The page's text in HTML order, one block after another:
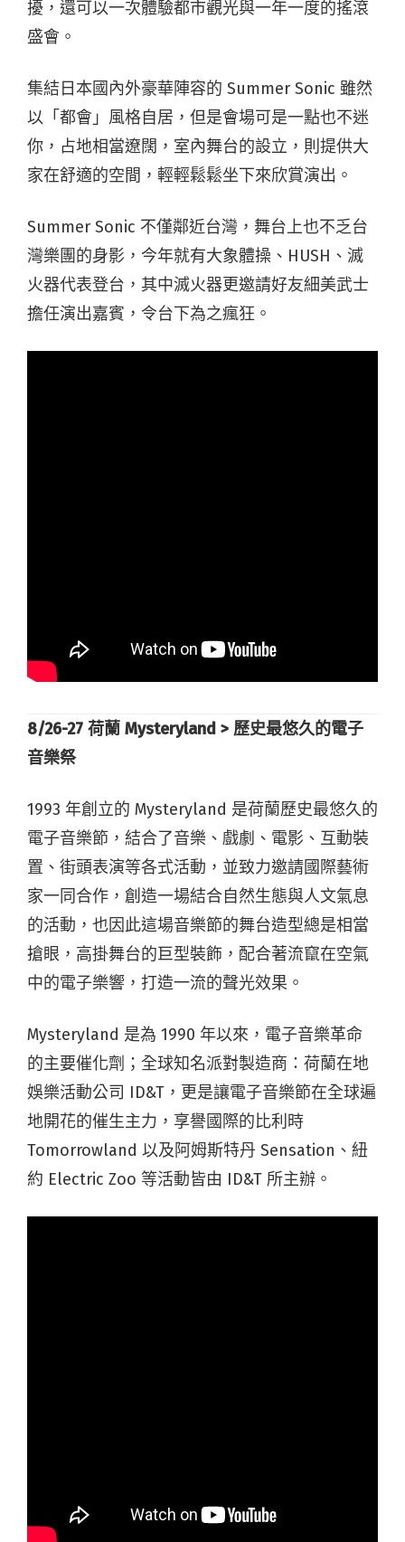
擾，還可以一次體驗都市觀光與一年一度的搖滾
盛會。
集結日本國內外豪華陣容的 Summer Sonic 雖然
以「都會」風格自居，但是會場可是一點也不迷
你，占地相當遼闊，室內舞台的設立，則提供大
家在舒適的空間，輕輕鬆鬆坐下來欣賞演出。
Summer Sonic 不僅鄰近台灣，舞台上也不乏台
灣樂團的身影，今年就有大象體操、HUSH、滅
火器代表登台，其中滅火器更邀請好友細美武士
擔任演出嘉賓，令台下為之瘋狂。
8/26-27 荷蘭 Mysteryland > 歷史最悠久的電子
音樂祭
1993 年創立的 Mysteryland 是荷蘭歷史最悠久的
電子音樂節，結合了音樂、戲劇、電影、互動裝
置、街頭表演等各式活動，並致力邀請國際藝術
家一同合作，創造一場結合自然生態與人文氣息
的活動，也因此這場音樂節的舞台造型總是相當
搶眼，高掛舞台的巨型裝飾，配合著流竄在空氣
中的電子樂響，打造一流的聲光效果。
Mysteryland 是為 1990 年以來，電子音樂革命
的主要催化劑；全球知名派對製造商：荷蘭在地
娛樂活動公司 ID&T，更是讓電子音樂節在全球遍
地開花的催生主力，享譽國際的比利時
Tomorrowland 以及阿姆斯特丹 Sensation、紐
約 Electric Zoo 等活動皆由 ID&T 所主辦。